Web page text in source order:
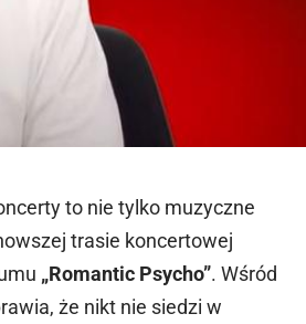
to nie tylko muzyczne
trasie koncertowej
„Romantic Psycho”. Wśród
że nikt nie siedzi w